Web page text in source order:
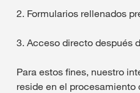
2. Formularios rellenados
3. Acceso directo después
Para estos fines, nuestro
reside en el procesamiento